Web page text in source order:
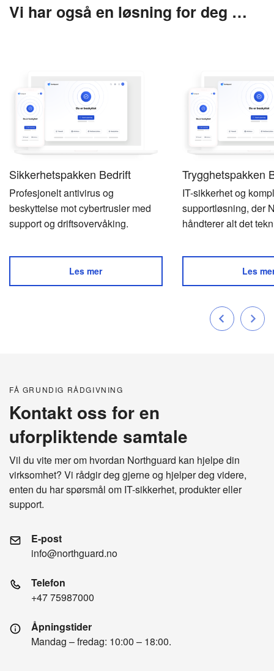
Vi har også en løsning for deg …
Sikkerhetspakken Bedrift
Profesjonelt antivirus og
beskyttelse mot cybertrusler med
support og driftsovervåking.
Les mer
Trygghetspakken
IT-sikkerhet og
supportløsning, der
håndterer alt det
Les
FÅ GRUNDIG RÅDGIVNING
Kontakt oss for en
uforpliktende samtale
Vil du vite mer om hvordan Northguard kan hjelpe din
virksomhet? Vi rådgir deg gjerne og hjelper deg videre,
enten du har spørsmål om IT-sikkerhet, produkter eller
support.
E-post
info@northguard.no
Telefon
+47 75987000
Åpningstider
Mandag – fredag: 10:00 – 18:00.